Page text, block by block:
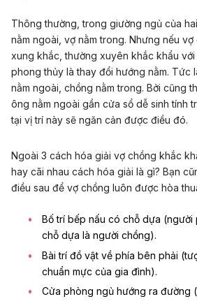
Thông thường, trong giường ngủ của
nằm ngoài, vợ nằm trong. Nhưng nếu
xung khắc, thường xuyên khắc khẩu với
phong thủy là thay đổi hướng nằm. Tức
nằm ngoài, chồng nằm trong. Bởi cũng
ông nằm ngoài gần cửa sổ dễ sinh tính
tại vị trí này sẽ ngăn cản được điều đó.
Ngoài 3 cách hóa giải vợ chồng khắc
hay cãi nhau cách hóa giải là gì? Bạn
điều sau để vợ chồng luôn được hòa
Bố trí bếp nấu có chỗ dựa (người
chỗ dựa là người chồng).
Bài trí đồ vật về phía bên phải
chuẩn mực của gia đình).
Cửa phòng ngủ hướng ra đường